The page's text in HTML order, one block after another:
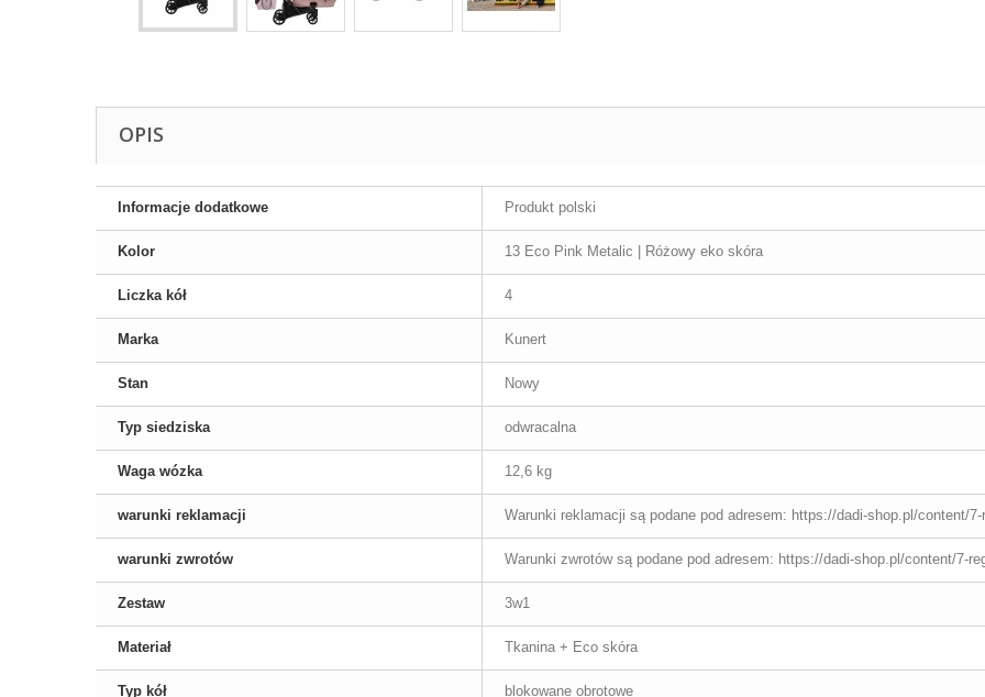
OPIS
Informacje dodatkowe Produkt polski
Kolor 13 Eco Pink Metalic | Różowy eko skóra
Liczka kół 4
Marka Kunert
Stan Nowy
Typ siedziska odwracalna
Waga wózka 12,6 kg
warunki reklamacji Warunki reklamacji są podane pod adresem: https://dadi-shop.pl/content/7-
warunki zwrotów Warunki zwrotów są podane pod adresem: https://dadi-shop.pl/content/7-
Zestaw 3w1
Materiał Tkanina + Eco skóra
Typ kół blokowane obrotowe